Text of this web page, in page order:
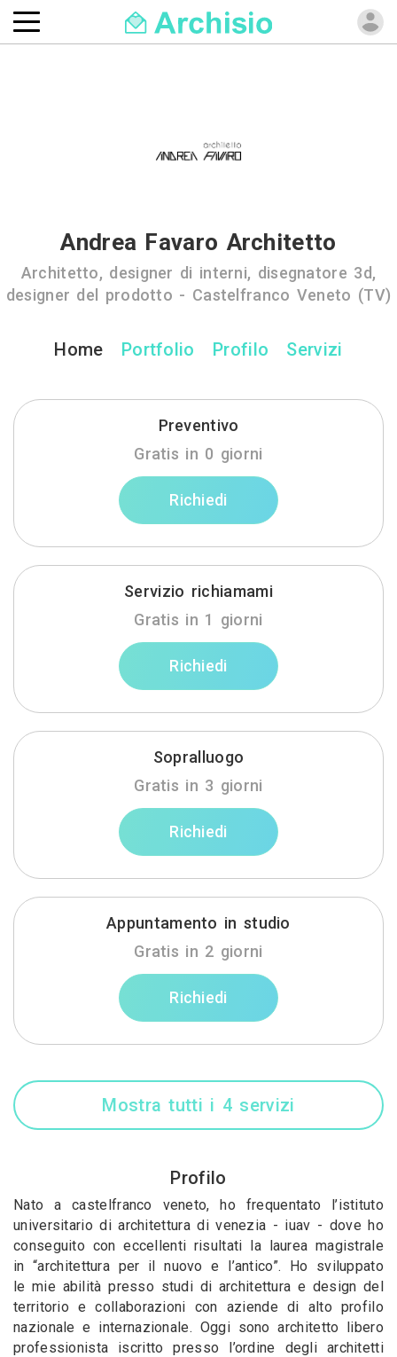
Andrea Favaro Architetto
Architetto, designer di interni, disegnatore 3d,
designer del prodotto - Castelfranco Veneto (TV)
Home Portfolio Profilo Servizi
Preventivo
Gratis in 0 giorni
Richiedi
Servizio richiamami
Gratis in 1 giorni
Richiedi
Sopralluogo
Gratis in 3 giorni
Richiedi
Appuntamento in studio
Gratis in 2 giorni
Richiedi
Mostra tutti i 4 servizi
Profilo
Nato a castelfranco veneto, ho frequentato l’istituto
universitario di architettura di venezia - iuav - dove ho
conseguito con eccellenti risultati la laurea magistrale
in “architettura per il nuovo e l’antico”. Ho sviluppato
le mie abilità presso studi di architettura e design del
territorio e collaborazioni con aziende di alto profilo
nazionale e internazionale. Oggi sono architetto libero
professionista iscritto presso l’ordine degli architetti